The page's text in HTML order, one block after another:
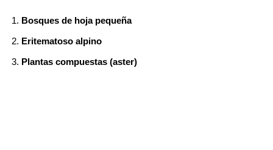
o
o
k
st
s
A
p
et
Bosques de hoja pequeña
Eritematoso alpino
Plantas compuestas (aster)